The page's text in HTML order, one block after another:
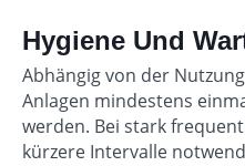
Hygiene Und
Abhängig von der
Anlagen mindestens
werden. Bei stark
kürzere Intervalle